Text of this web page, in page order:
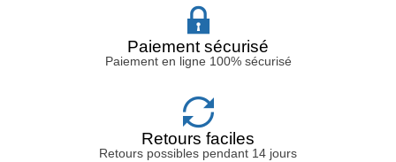
Paiement sécurisé
Paiement en ligne 100% sécurisé
Retours faciles
Retours possibles pendant 14 jours